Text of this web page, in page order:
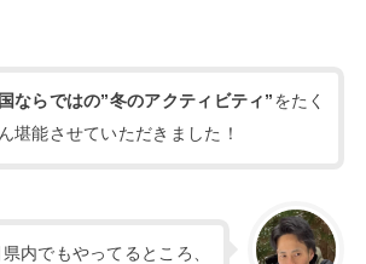
ならではの”冬のアクティビティ”をたく
堪能させていただきました！
内でもやってるところ、